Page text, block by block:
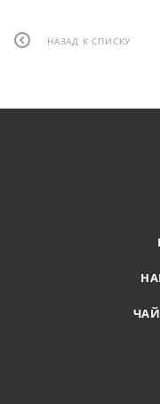
НАЗАД К СПИСКУ